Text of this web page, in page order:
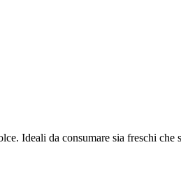
Ideali da consumare sia freschi che